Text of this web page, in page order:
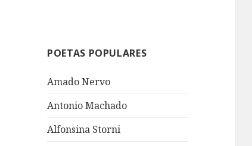
POETAS POPULARES
Amado Nervo
Antonio Machado
Alfonsina Storni